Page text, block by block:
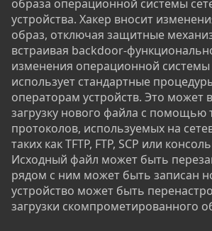
образа операционной системы
устройства. Хакер вносит
образ, отключая защитные
встраивая backdoor-
изменения операционной системы
использует стандартные
операторам устройств. Это может
загрузку нового файла с помощью
протоколов, используемых на
таких как TFTP, FTP, SCP или
Исходный файл может быть
рядом с ним может быть записан
устройство может быть
загрузки скомпрометированного